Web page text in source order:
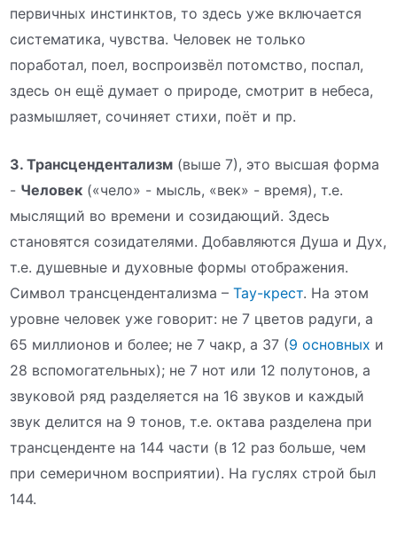
первичных инстинктов, то здесь уже включается
систематика, чувства. Человек не только
поработал, поел, воспроизвёл потомство, поспал,
здесь он ещё думает о природе, смотрит в небеса,
размышляет, сочиняет стихи, поёт и пр.
3. Трансцендентализм (выше 7), это высшая форма
- Человек («чело» - мысль, «век» - время), т.е.
мыслящий во времени и созидающий. Здесь
становятся созидателями. Добавляются Душа и Дух,
т.е. душевные и духовные формы отображения.
Символ трансцендентализма –Тау-крест. На этом
уровне человек уже говорит: не 7 цветов радуги, а
65 миллионов и более; не 7 чакр, а 37 (9 основных и
28 вспомогательных); не 7 нот или 12 полутонов, а
звуковой ряд разделяется на 16 звуков и каждый
звук делится на 9 тонов, т.е. октава разделена при
трансценденте на 144 части (в 12 раз больше, чем
при семеричном восприятии). На гуслях строй был
144.